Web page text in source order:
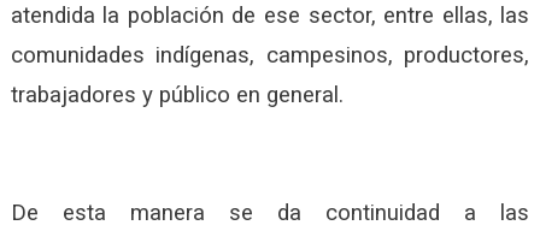
atendida la población de ese sector, entre ellas, las
comunidades indígenas, campesinos, productores,
trabajadores y público en general.
De esta manera se da continuidad a las